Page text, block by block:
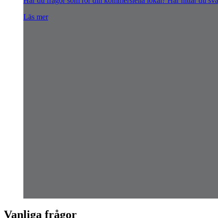
Läs mer
Vanliga frågor